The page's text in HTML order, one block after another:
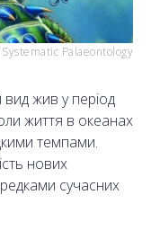
Systematic Palaeontology
жив у період
життя в океанах
темпами.
нових
сучасних